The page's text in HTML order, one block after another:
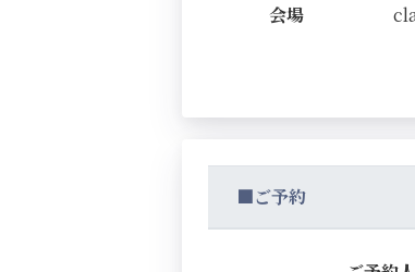
会場
■ご予約